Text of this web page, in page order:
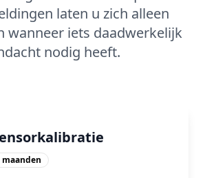
laten u zich alleen
wanneer iets daadwerkelijk
nodig heeft.
maanden